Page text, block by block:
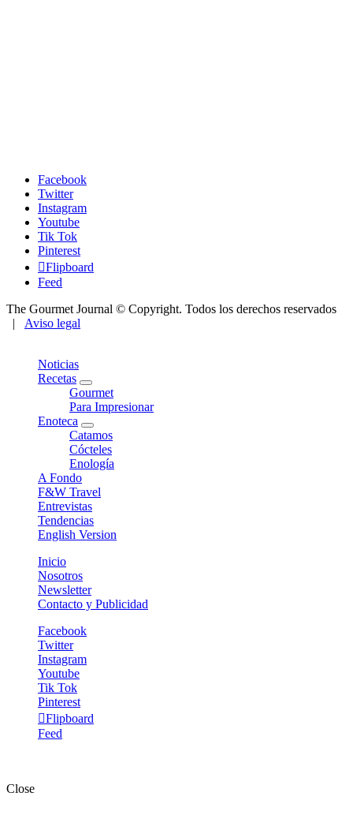
Facebook
Twitter
Instagram
Youtube
Tik Tok
Pinterest
Flipboard
Feed
The Gourmet Journal © Copyright. Todos los derechos reservados
| Aviso legal
Noticias
Recetas
expand
child
menu
Gourmet
Para Impresionar
Enoteca
expand
child
menu
Catamos
Cócteles
Enología
A Fondo
F&W Travel
Entrevistas
Tendencias
English Version
Inicio
Nosotros
Newsletter
Contacto y Publicidad
Facebook
Twitter
Instagram
Youtube
Tik Tok
Pinterest
Flipboard
Feed
Close